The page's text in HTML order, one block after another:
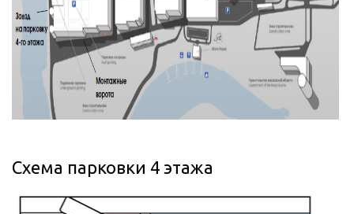
Схема парковки 4 этажа